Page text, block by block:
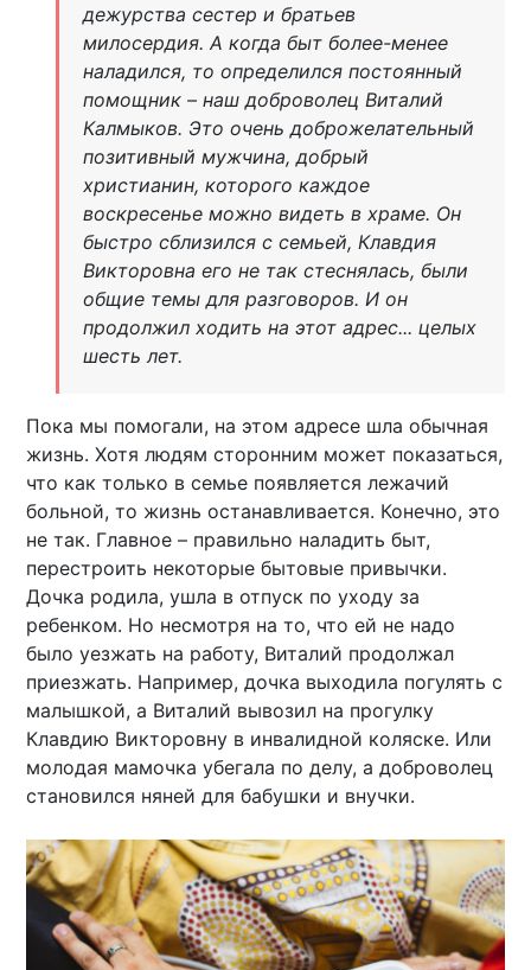
дежурства сестер и братьев
милосердия. А когда быт более-менее
наладился, то определился постоянный
помощник – наш доброволец Виталий
Калмыков. Это очень доброжелательный
позитивный мужчина, добрый
христианин, которого каждое
воскресенье можно видеть в храме. Он
быстро сблизился с семьей, Клавдия
Викторовна его не так стеснялась, были
общие темы для разговоров. И он
продолжил ходить на этот адрес... целых
шесть лет.
Пока мы помогали, на этом адресе шла обычная
жизнь. Хотя людям сторонним может показаться,
что как только в семье появляется лежачий
больной, то жизнь останавливается. Конечно, это
не так. Главное – правильно наладить быт,
перестроить некоторые бытовые привычки.
Дочка родила, ушла в отпуск по уходу за
ребенком. Но несмотря на то, что ей не надо
было уезжать на работу, Виталий продолжал
приезжать. Например, дочка выходила погулять с
малышкой, а Виталий вывозил на прогулку
Клавдию Викторовну в инвалидной коляске. Или
молодая мамочка убегала по делу, а доброволец
становился няней для бабушки и внучки.